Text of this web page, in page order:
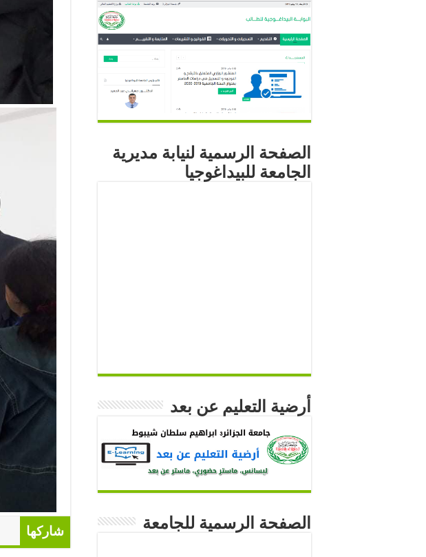
شاركها
الصفحة الرسمية لنيابة مديرية
الجامعة للبيداغوجيا
أرضية التعليم عن بعد
الصفحة الرسمية للجامعة